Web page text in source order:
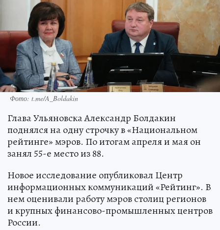
Фото: t.me/A_Boldakin
Глава Ульяновска Александр Болдакин
поднялся на одну строчку в «Национальном
рейтинге» мэров. По итогам апреля и мая он
занял 55-е место из 88.
Новое исследование опубликовал Центр
информационных коммуникаций «Рейтинг». В
нем оценивали работу мэров столиц регионов
и крупных финансово-промышленных центров
России.